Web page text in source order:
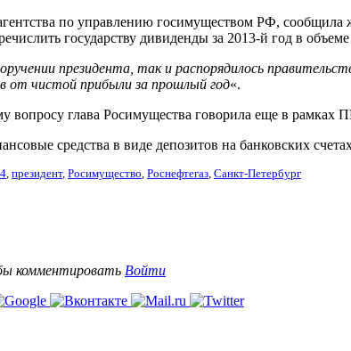
по управлению госимуществом РФ, сообщила
государству дивиденды за 2013-й год в
президента, так и распорядилось
от чистой прибыли за прошлый год«.
вопросу глава Росимущества говорила еще в
средства в виде депозитов на банковских
, президент, Росимущество, Роснефтегаз, Санкт-Петербург
комментировать Войти